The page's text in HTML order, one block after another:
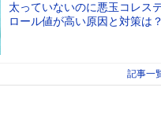
太っていないのに悪玉コレス
ロール値が高い原因と対策は？
記事一